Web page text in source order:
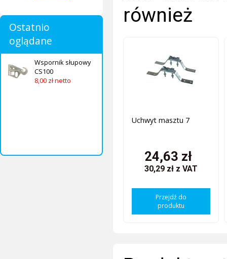
Ostatnio
oglądane
Wspornik słupowy
CS100
8,00 zł netto
również
Uchwyt masztu 7
24,63 zł
30,29 zł z VAT
Przejdź do
produktu